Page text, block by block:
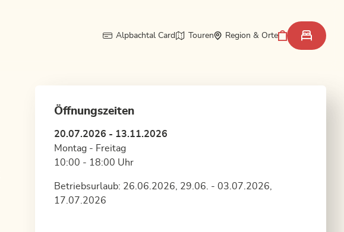
Alpbachtal Card Touren Region & Orte
Öffnungszeiten
20.07.2026 - 13.11.2026
Montag - Freitag
10:00 - 18:00 Uhr
Betriebsurlaub: 26.06.2026, 29.06. - 03.07.2026,
17.07.2026